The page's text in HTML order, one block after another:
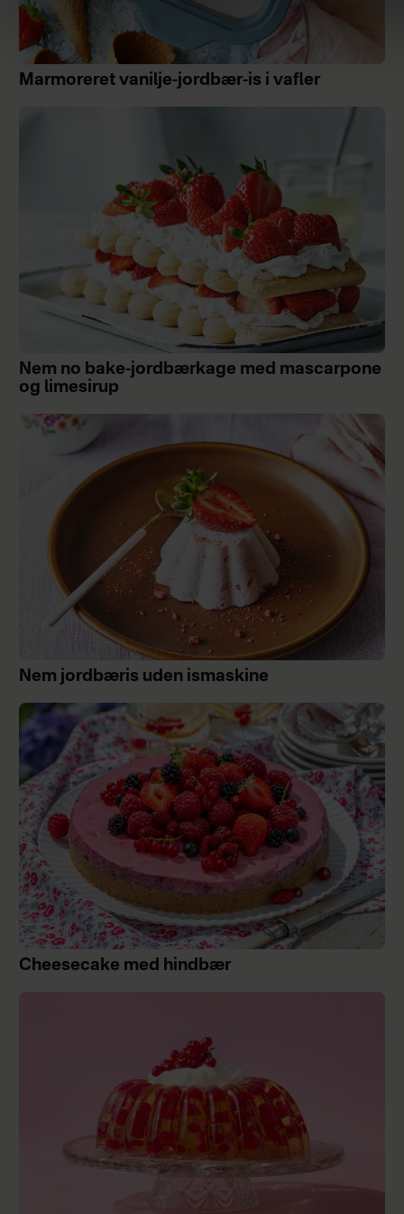
Marmoreret vanilje-jordbær-is i vafler
Nem no bake-jordbærkage med mascarpone
og limesirup
Nem jordbæris uden ismaskine
Cheesecake med hindbær